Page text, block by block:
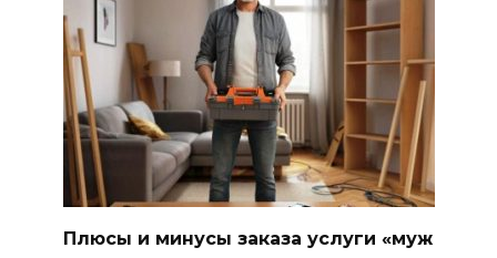
Плюсы и минусы заказа услуги «муж